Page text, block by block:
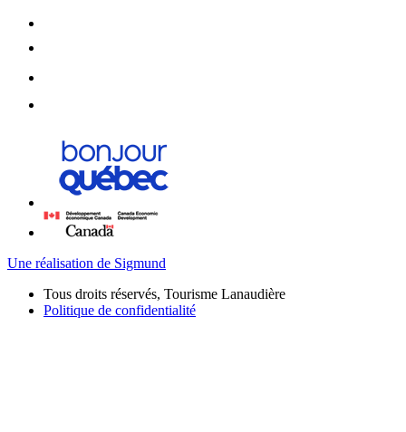
Une réalisation de Sigmund
Tous droits réservés, Tourisme Lanaudière
Politique de confidentialité